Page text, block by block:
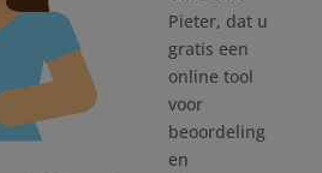
Pieter, dat u
gratis een
online tool
voor
beoordeling
en